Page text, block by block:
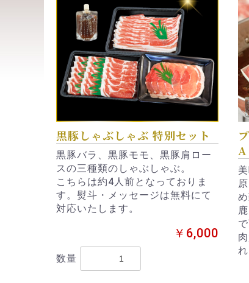
黒豚しゃぶしゃぶ 特別セット
黒豚バラ、黒豚モモ、黒豚肩ロー
スの三種類のしゃぶしゃぶ。
こちらは約4人前となっておりま
す。熨斗・メッセージは無料にて
対応いたします。
￥6,000
数量